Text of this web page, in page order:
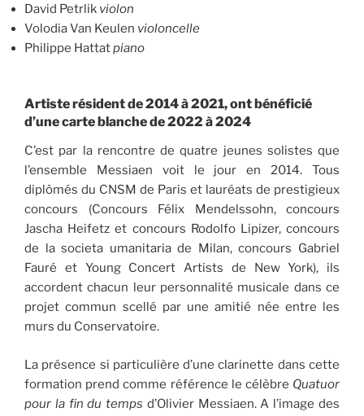
David Petrlik violon
Volodia Van Keulen violoncelle
Philippe Hattatpiano
Artiste résident de 2014 à 2021, ont bénéficié
d’une carte blanche de 2022 à 2024
C’est par la rencontre de quatre jeunes solistes que
l’ensemble Messiaen voit le jour en 2014. Tous
diplômés du CNSM de Paris et lauréats de prestigieux
concours (Concours Félix Mendelssohn, concours
Jascha Heifetz et concours Rodolfo Lipizer, concours
de la societa umanitaria de Milan, concours Gabriel
Fauré et Young Concert Artists de New York), ils
accordent chacun leur personnalité musicale dans ce
projet commun scellé par une amitié née entre les
murs du Conservatoire.
La présence si particulière d’une clarinette dans cette
formation prend comme référence le célèbre Quatuor
pour la fin du temps d’Olivier Messiaen. A l’image des